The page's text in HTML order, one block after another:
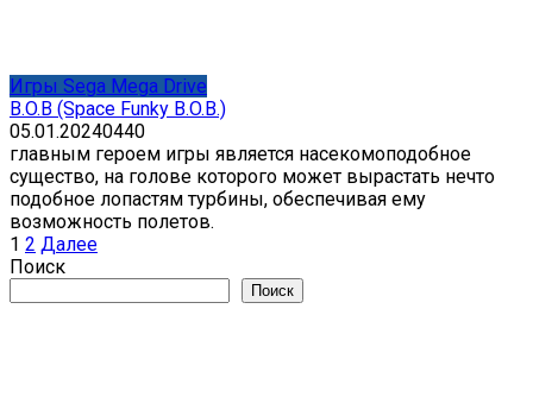
Игры Sega Mega Drive
B.O.B (Space Funky B.O.B.)
05.01.20240440
главным героем игры является насекомоподобное
существо, на голове которого может вырастать нечто
подобное лопастям турбины, обеспечивая ему
возможность полетов.
Пагинация
записей
1 2 Далее
Поиск
Поиск